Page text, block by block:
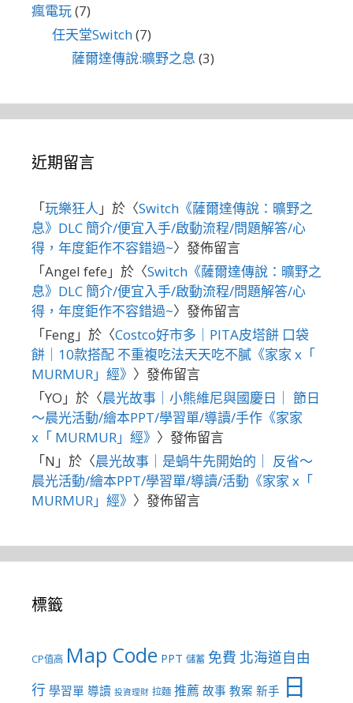
瘋電玩(7)
任天堂Switch(7)
薩爾達傳說:曠野之息 (3)
近期留言
「玩樂狂人 」於〈Switch《薩爾達傳說：曠野之
息》DLC 簡介/便宜入手/啟動流程/問題解答/心
得，年度鉅作不容錯過~〉發佈留言
「Angel fefe 」於〈Switch《薩爾達傳說：曠野之
息》DLC 簡介/便宜入手/啟動流程/問題解答/心
得，年度鉅作不容錯過~〉發佈留言
「Feng」於〈Costco好市多｜PITA皮塔餅 口袋
餅｜10款搭配 不重複吃法天天吃不膩《家家 x「
MURMUR」經》 〉發佈留言
「YO 」於〈晨光故事｜小熊維尼與國慶日｜ 節日
～晨光活動/繪本PPT/學習單/導讀/手作《家家
x「 MURMUR」經》 〉發佈留言
「N 」於〈晨光故事｜是蝸牛先開始的｜ 反省～
晨光活動/繪本PPT/學習單/導讀/活動《家家 x「
MURMUR」經》 〉發佈留言
標籤
CP值高 Map Code PPT 儲蓄 免費 北海道自由
行 學習單 導讀 投資理財 拉麵 推薦 故事 教案 新手 日